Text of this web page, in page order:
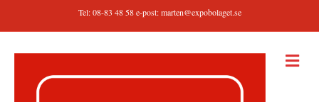
Tel: 08-83 48 58 e-post:marten@expobolaget.se
M
E